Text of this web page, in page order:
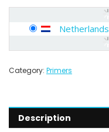
Netherlands
Category: Primers
Description